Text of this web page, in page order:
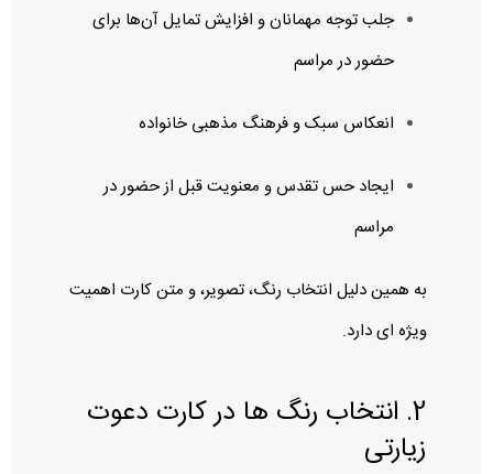
جلب توجه مهمانان و افزایش تمایل آن‌ها برای
حضور در مراسم
انعکاس سبک و فرهنگ مذهبی خانواده
ایجاد حس تقدس و معنویت قبل از حضور در
مراسم
به همین دلیل انتخاب رنگ، تصویر، و متن کارت اهمیت
ویژه‌ ای دارد.
2. انتخاب رنگ‌ ها در کارت دعوت
زیارتی